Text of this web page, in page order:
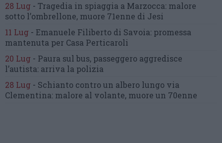
28 Lug - Tragedia in spiaggia a Marzocca: malore
sotto l’ombrellone, muore 71enne di Jesi
11 Lug - Emanuele Filiberto di Savoia: promessa
mantenuta per Casa Perticaroli
20 Lug - Paura sul bus, passeggero aggredisce
l’autista: arriva la polizia
28 Lug - Schianto contro un albero lungo via
Clementina: malore al volante, muore un 70enne